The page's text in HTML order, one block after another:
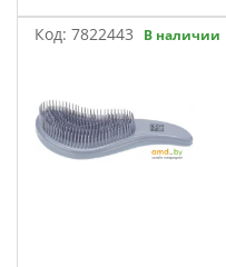
Код: 7822443 В наличии